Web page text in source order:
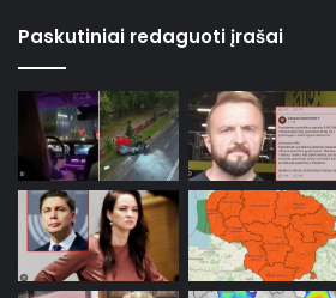
Paskutiniai redaguoti įrašai